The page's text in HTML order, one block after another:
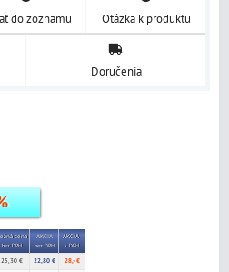
do zoznamu Otázka k produktu
Doručenia
cena
bez DPH
AKCIA
bez DPH
AKCIA
s DPH
25,30 € 22,80 € 28,- €